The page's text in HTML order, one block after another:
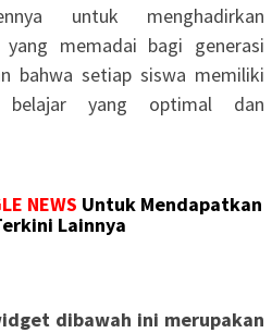
untuk menghadirkan
memadai bagi generasi
bahwa setiap siswa memiliki
belajar yang optimal dan
NEWS Untuk Mendapatkan
Lainnya
dibawah ini merupakan